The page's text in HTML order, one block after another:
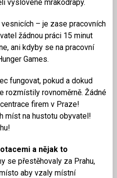
vyslovené mrakodrapy.
– je zase pracovních
žádnou práci 15 minut
ani kdyby se na pracovní
Games.
fungovat, pokud a dokud
rozmístily rovnoměrně. Žádné
firem v Praze!
míst na hustotu obyvatel!
a nějak to
se přestěhovaly za Prahu,
aby vzaly místní